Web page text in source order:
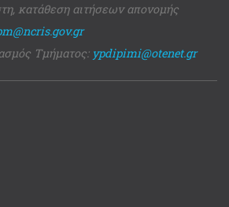
κατάθεση αιτήσεων απονομής
Τμήματος: ypdipimi@otenet.gr